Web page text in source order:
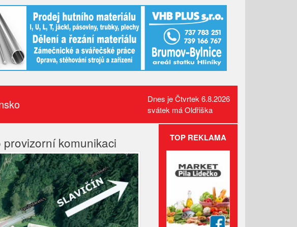
Administrativní budova z
Valašska patří mezi nejlepší
dřevostavby Evropy
Lávka pro pěší za hasičárnou
ve Valašských Kloboukách je
už hotová
Celní správa varuje před
Dnes je Čtvrtek 6.8.2026
svátek má Oldřiška
komunikaci TOP REKLAMA